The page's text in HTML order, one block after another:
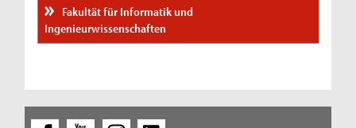
Fakultät für Informatik und
Ingenieurwissenschaften